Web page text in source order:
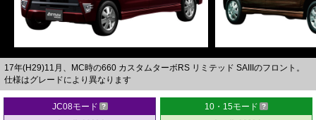
17年(H29)11月、MC時の660 カスタムターボRS リミテッド SAIIIのフロント。
仕様はグレードにより異なります
JC08モード 10・15モード